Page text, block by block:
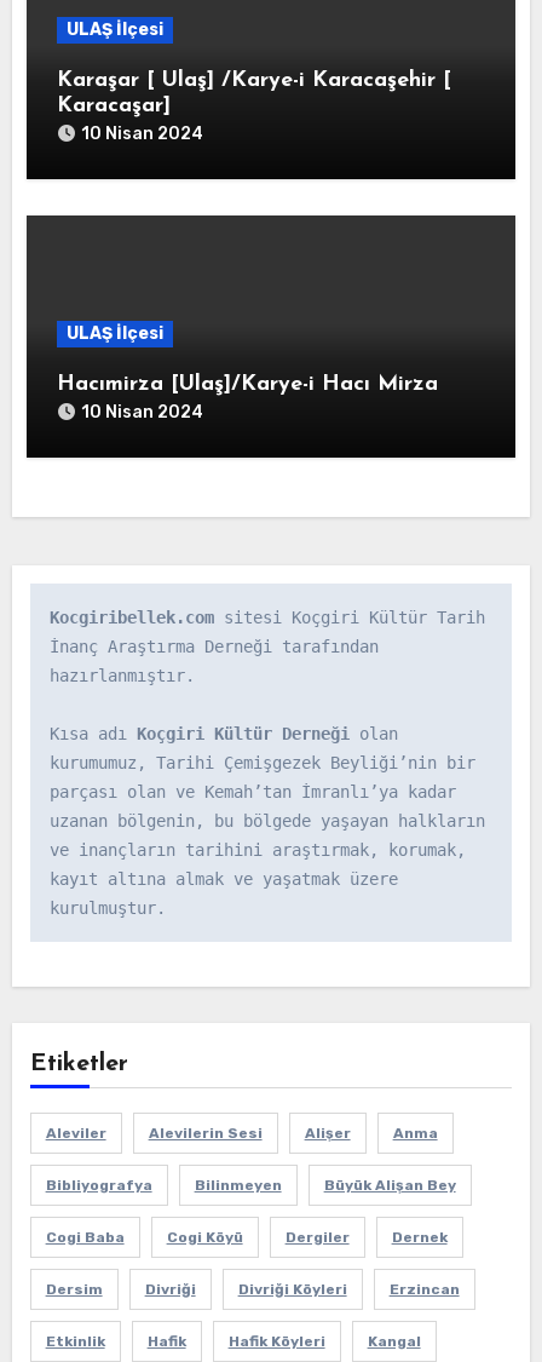
ULAŞ İlçesi
Karaşar [ Ulaş] /Karye-i Karacaşehir [
Karacaşar]
10 Nisan 2024
ULAŞ İlçesi
Hacımirza [Ulaş]/Karye-i Hacı Mirza
10 Nisan 2024
Kocgiribellek.com sitesi Koçgiri Kültür Tarih
İnanç Araştırma Derneği tarafından
hazırlanmıştır.
Kısa adı Koçgiri Kültür Derneği olan
kurumumuz, Tarihi Çemişgezek Beyliği’nin bir
parçası olan ve Kemah’tan İmranlı’ya kadar
uzanan bölgenin, bu bölgede yaşayan halkların
ve inançların tarihini araştırmak, korumak,
kayıt altına almak ve yaşatmak üzere
kurulmuştur.
Etiketler
Aleviler Alevilerin Sesi Alişer Anma
Bibliyografya Bilinmeyen Büyük Alişan Bey
Cogi Baba Cogi Köyü Dergiler Dernek
Dersim Divriği Divriği Köyleri Erzincan
Etkinlik Hafik Hafik Köyleri Kangal